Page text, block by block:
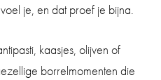
je, en dat proef je bijna.
kaasjes, olijven of
borrelmomenten die